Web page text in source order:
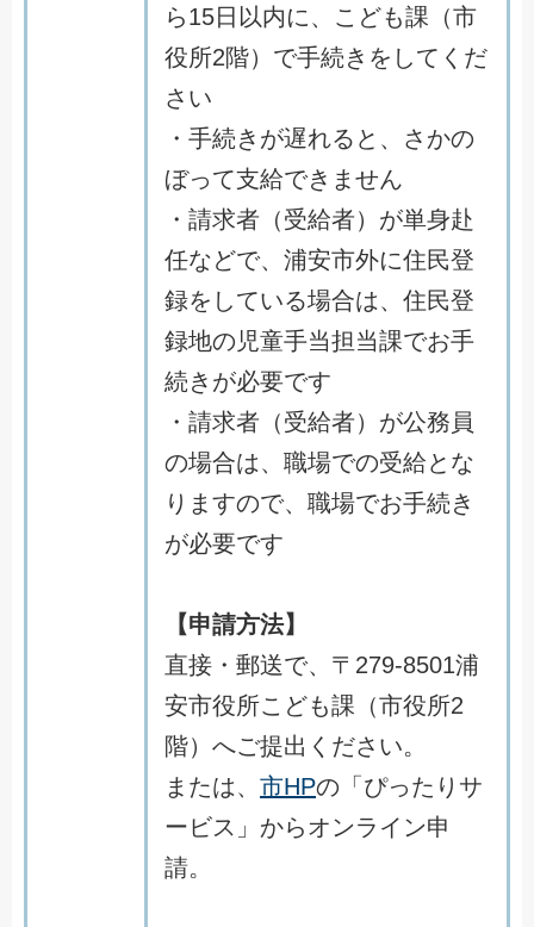
ら15日以内に、こども課（市
役所2階）で手続きをしてくだ
さい
・手続きが遅れると、さかの
ぼって支給できません
・請求者（受給者）が単身赴
任などで、浦安市外に住民登
録をしている場合は、住民登
録地の児童手当担当課でお手
続きが必要です
・請求者（受給者）が公務員
の場合は、職場での受給とな
りますので、職場でお手続き
が必要です
【申請方法】
直接・郵送で、〒279-8501浦
安市役所こども課（市役所2
階）へご提出ください。
または、 市HPの「ぴったりサ
ービス」からオンライン申
請。